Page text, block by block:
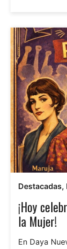
Destacadas,
¡Hoy
la Mujer!
En Daya